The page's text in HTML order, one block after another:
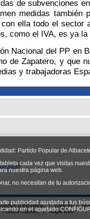
Partido Popular de
cada vez que visitas
nuestra página web.
no necesitan de tu
publicidad ajustada a tus
en el apartado
de subvenciones
medidas también
ella todo el sector
como el IVA, es ya la
Nacional del PP en
de Zapatero, y que
y trabajadoras
Atrás
e iniciativas | Enlaces |
Política Cookies |
Mapa web